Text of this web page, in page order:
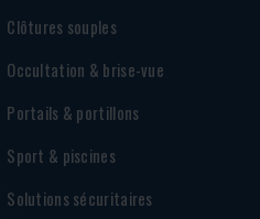
Clôtures souples
Occultation & brise-vue
Portails & portillons
Sport & piscines
Solutions sécuritaires